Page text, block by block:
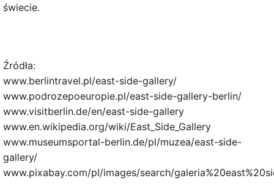
świecie.
Źródła:
www.berlintravel.pl/east-side-gallery/
www.podrozepoeuropie.pl/east-side-gallery-berlin/
www.visitberlin.de/en/east-side-gallery
www.en.wikipedia.org/wiki/East_Side_Gallery
www.museumsportal-berlin.de/pl/muzea/east-side-
gallery/
www.pixabay.com/pl/images/search/